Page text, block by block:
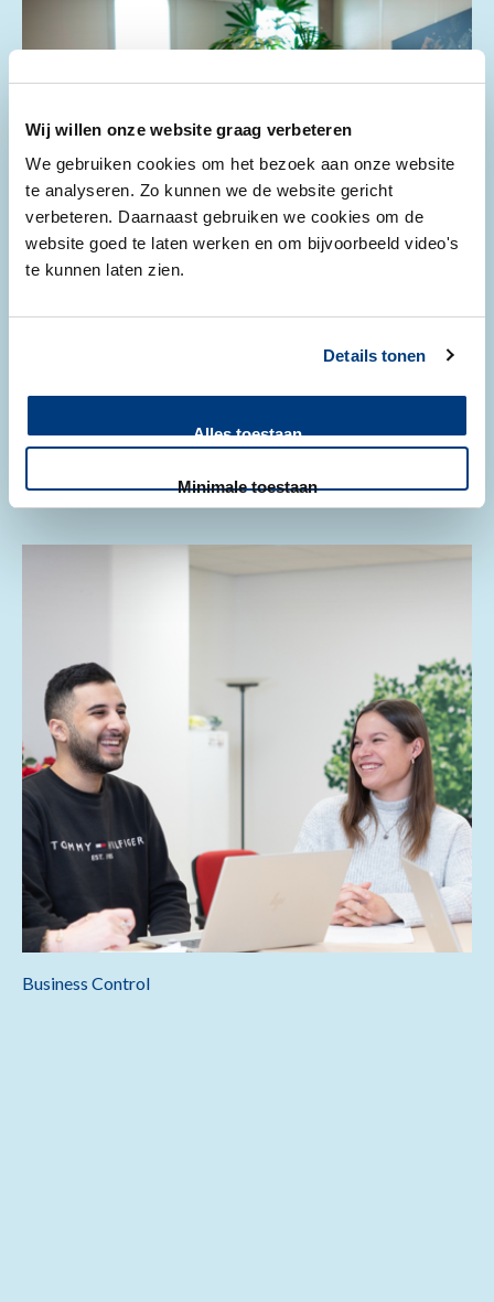
Wij willen onze website graag verbeteren
We gebruiken cookies om het bezoek aan onze website
te analyseren. Zo kunnen we de website gericht
verbeteren. Daarnaast gebruiken we cookies om de
website goed te laten werken en om bijvoorbeeld video's
te kunnen laten zien.
Details tonen
Alles toestaan
Minimale toestaan
Business Control